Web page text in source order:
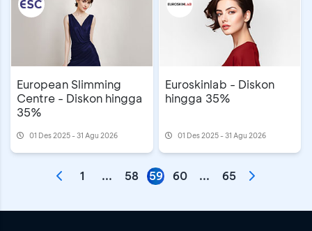
European Slimming
Centre - Diskon hingga
35%
01 Des 2025 - 31 Agu 2026
Euroskinlab - Diskon
hingga 35%
01 Des 2025 - 31 Agu 2026
1 ... 58 59 60 ... 65